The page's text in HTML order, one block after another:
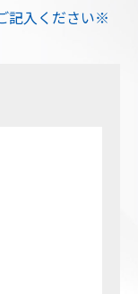
記入ください※